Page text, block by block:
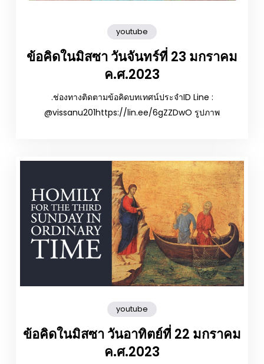
youtube
ข้อคิดในมิสซา วันจันทร์ที่ 23 มกราคม
ค.ศ.2023
.ช่องทางติดตามข้อคิดบทเทศน์ประจำID Line :
@vissanu201https://lin.ee/6gZZDwO รูปภาพ
youtube
ข้อคิดในมิสซา วันอาทิตย์ที่ 22 มกราคม
ค.ศ.2023